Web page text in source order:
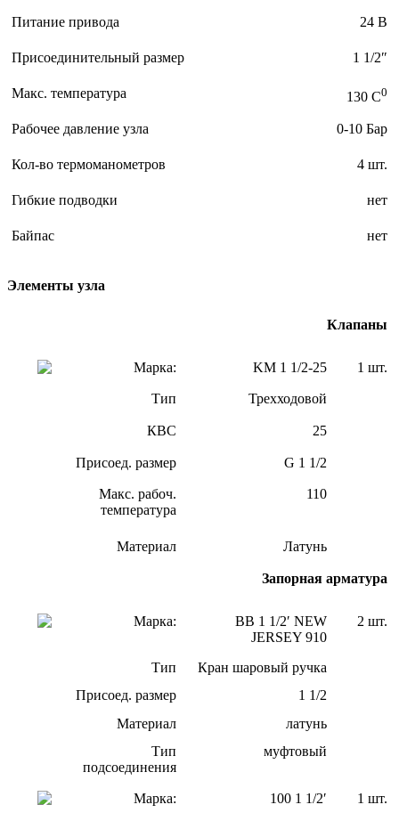
Питание привода 24 В
Присоединительный размер 1 1/2″
Макс. температура 130 C0
Рабочее давление узла 0-10 Бар
Кол-во термоманометров 4 шт.
Гибкие подводки нет
Байпас нет
Элементы узла
Клапаны
Марка: KM 1 1/2-25 1 шт.
Тип Трехходовой
КВС 25
Присоед. размер G 1 1/2
Макс. рабоч.
температура
110
Материал Латунь
Запорная арматура
Марка:
ВВ 1 1/2′ NEW
JERSEY 910
2 шт.
Тип
Кран шаровый ручка
Присоед. размер
1 1/2
Материал
латунь
Тип
подсоединения
муфтовый
Марка: 100 1 1/2′ 1 шт.